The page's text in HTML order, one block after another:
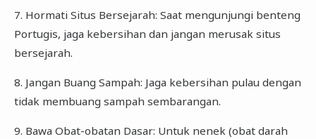
7. Hormati Situs Bersejarah: Saat mengunjungi benteng
Portugis, jaga kebersihan dan jangan merusak situs
bersejarah.
8. Jangan Buang Sampah: Jaga kebersihan pulau dengan
tidak membuang sampah sembarangan.
9. Bawa Obat-obatan Dasar: Untuk nenek (obat darah